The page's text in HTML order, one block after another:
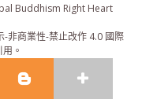
Buddhism Right Heart
-非商業性-禁止改作 4.0 國際
。